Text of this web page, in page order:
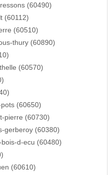
(60490)
(60112)
(60510)
thury (60890)
(60570)
(60650)
pierre (60730)
gerberoy (60380)
d-ecu (60480)
(60610)